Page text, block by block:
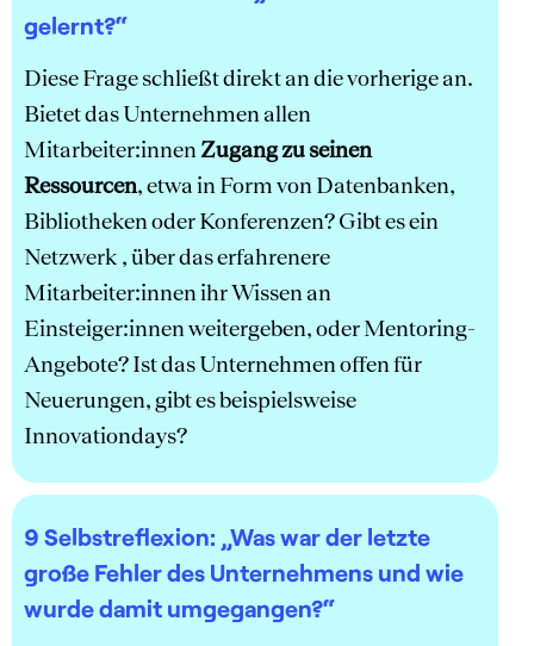
gelernt?“
Diese Frage schließt direkt an die vorherige an.
Bietet das Unternehmen allen
Mitarbeiter:innen Zugang zu seinen
Ressourcen, etwa in Form von Datenbanken,
Bibliotheken oder Konferenzen? Gibt es ein
Netzwerk , über das erfahrenere
Mitarbeiter:innen ihr Wissen an
Einsteiger:innen weitergeben, oder Mentoring-
Angebote? Ist das Unternehmen offen für
Neuerungen, gibt es beispielsweise
Innovationdays?
9 Selbstreflexion: „Was war der letzte
große Fehler des Unternehmens und wie
wurde damit umgegangen?“